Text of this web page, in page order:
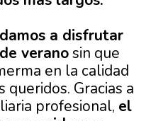
a disfrutar
veranosin que
en la calidad
queridos. Gracias a
profesional, el